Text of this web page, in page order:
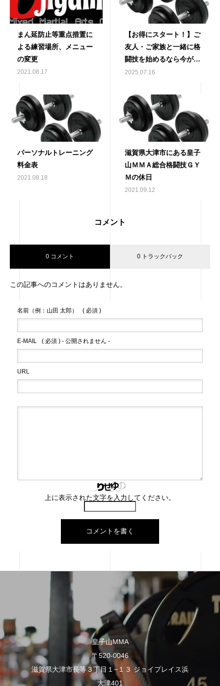
まん延防止等重点措置に
よる練習場所、メニュー
の変更
2021.08.17
【お得にスタート！】ご
友人・ご家族と一緒に格
闘技を始めるなら今がチ
ャンス！
2025.07.16
パーソナルトレーニング
料金表
2021.08.18
滋賀県大津市にある皇子
山ＭＭＡ総合格闘技ＧＹ
Ｍの休日
2021.09.12
コメント
0 コメント 0 トラックバック
この記事へのコメントはありません。
名前（例：山田 太郎） ( 必須 )
E-MAIL ( 必須 ) - 公開されません -
URL
上に表示された文字を入力してください。
皇子山MMA
〒520-0046
滋賀県大津市長等３丁目１−１３ ジョイプレイス浜
大津401